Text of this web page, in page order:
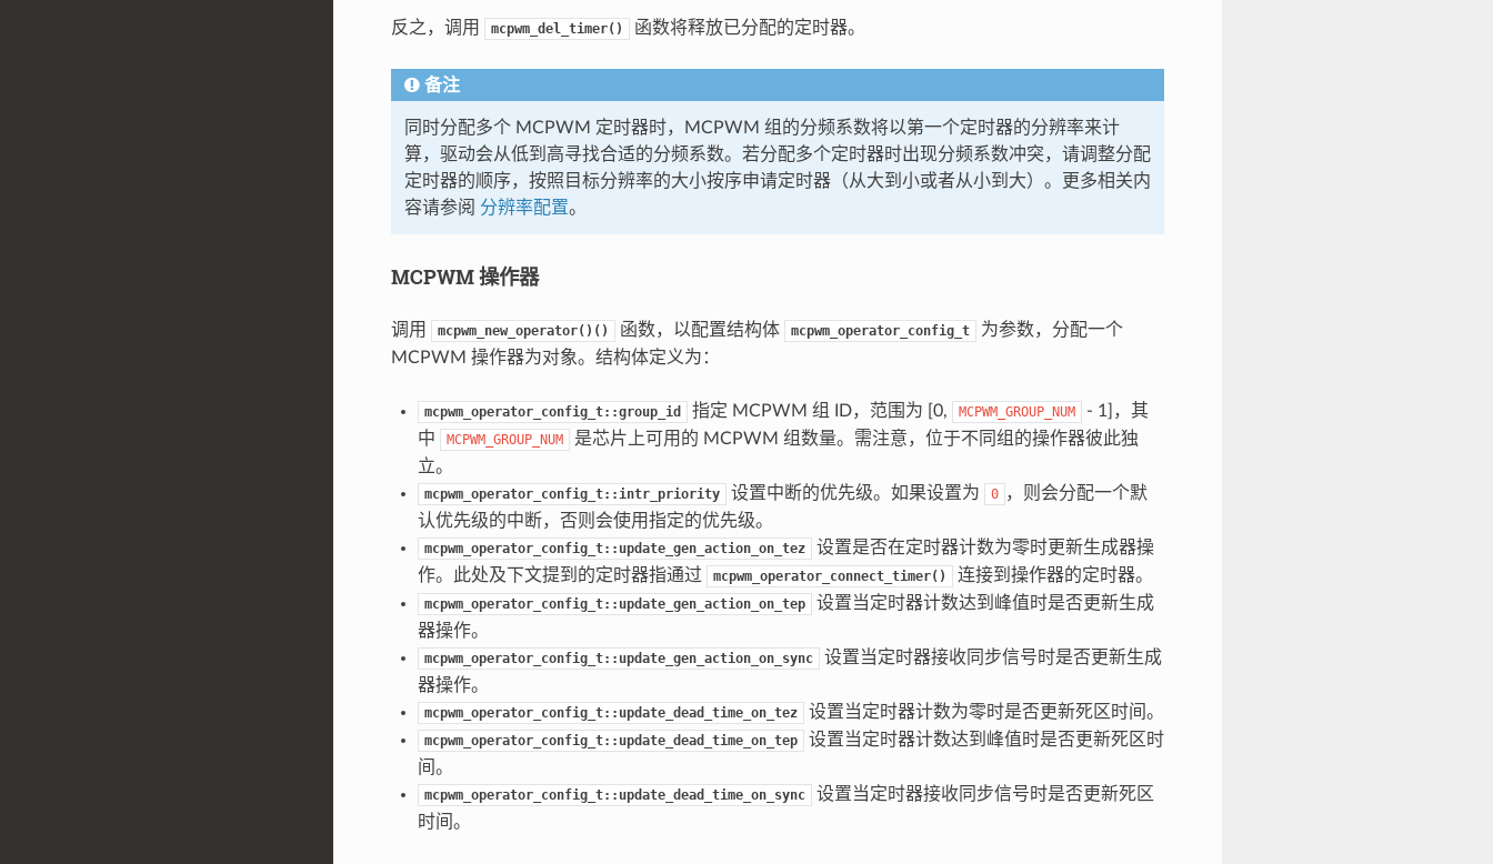
反之，调用 mcpwm_del_timer() 函数将释放已分配的定时器。
备注
同时分配多个 MCPWM 定时器时，MCPWM 组的分频系数将以第一个定时器的分辨率来计
算，驱动会从低到高寻找合适的分频系数。若分配多个定时器时出现分频系数冲突，请调整分配
定时器的顺序，按照目标分辨率的大小按序申请定时器（从大到小或者从小到大）。更多相关内
容请参阅 分辨率配置。
MCPWM 操作器
调用 mcpwm_new_operator()() 函数，以配置结构体 mcpwm_operator_config_t
为参数，分配一个
MCPWM 操作器为对象。结构体定义为：
mcpwm_operator_config_t::group_id 指定 MCPWM 组 ID，范围为 [0, MCPWM_GROUP_NUM
- 1]，其
中
MCPWM_GROUP_NUM
是芯片上可用的 MCPWM 组数量。需注意，位于不同组的操作器彼此独
立。
mcpwm_operator_config_t::intr_priority 设置中断的优先级。如果设置为 0 ，则会分配一个默
认优先级的中断，否则会使用指定的优先级。
mcpwm_operator_config_t::update_gen_action_on_tez
设置是否在定时器计数为零时更新生成器操
作。此处及下文提到的定时器指通过
mcpwm_operator_connect_timer() 连接到操作器的定时器。
mcpwm_operator_config_t::update_gen_action_on_tep
设置当定时器计数达到峰值时是否更新生成
器操作。
mcpwm_operator_config_t::update_gen_action_on_sync
设置当定时器接收同步信号时是否更新生成
器操作。
mcpwm_operator_config_t::update_dead_time_on_tez 设置当定时器计数为零时是否更新死区时间。
mcpwm_operator_config_t::update_dead_time_on_tep
设置当定时器计数达到峰值时是否更新死区时
间。
mcpwm_operator_config_t::update_dead_time_on_sync
设置当定时器接收同步信号时是否更新死区
时间。